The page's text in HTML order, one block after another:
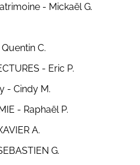
- Mickaël G.
C.
- Eric P.
- Cindy M.
- Raphaël P.
A.
G.